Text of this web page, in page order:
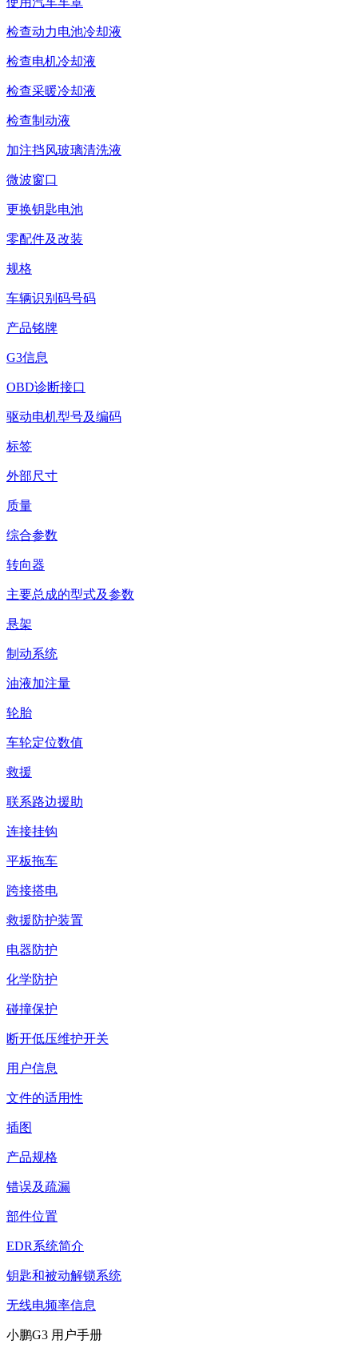
检查动力电池冷却液
检查电机冷却液
检查采暖冷却液
检查制动液
加注挡风玻璃清洗液
微波窗口
更换钥匙电池
零配件及改装
规格
车辆识别码号码
产品铭牌
G3信息
OBD诊断接口
驱动电机型号及编码
标签
外部尺寸
质量
综合参数
转向器
主要总成的型式及参数
悬架
制动系统
油液加注量
轮胎
车轮定位数值
救援
联系路边援助
连接挂钩
平板拖车
跨接搭电
救援防护装置
电器防护
化学防护
碰撞保护
断开低压维护开关
用户信息
文件的适用性
插图
产品规格
错误及疏漏
部件位置
EDR系统简介
钥匙和被动解锁系统
无线电频率信息
小鹏G3 用户手册